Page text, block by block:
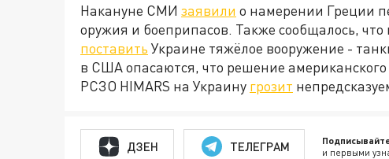
Накануне СМИ заявили о намерении Греции
оружия и боеприпасов. Также сообщалось,
поставить Украине тяжёлое вооружение -
в США опасаются, что решение
РСЗО HIMARS на Украину грозит
ДЗЕН ТЕЛЕГРАМ и первыми